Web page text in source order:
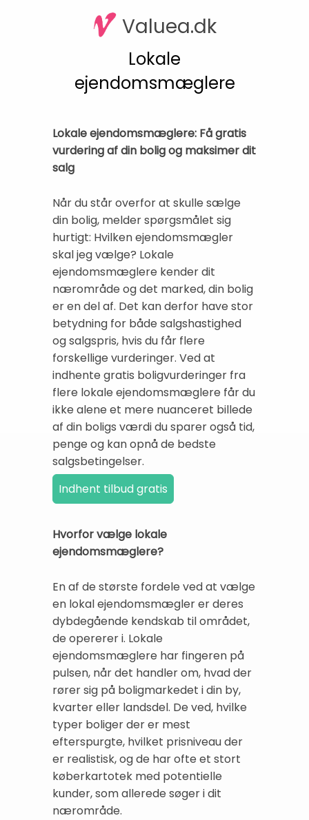
Valuea.dk
Lokale
ejendomsmæglere
Lokale ejendomsmæglere: Få gratis
vurdering af din bolig og maksimer dit
salg
Når du står overfor at skulle sælge
din bolig, melder spørgsmålet sig
hurtigt: Hvilken ejendomsmægler
skal jeg vælge? Lokale
ejendomsmæglere kender dit
nærområde og det marked, din bolig
er en del af. Det kan derfor have stor
betydning for både salgshastighed
og salgspris, hvis du får flere
forskellige vurderinger. Ved at
indhente gratis boligvurderinger fra
flere lokale ejendomsmæglere får du
ikke alene et mere nuanceret billede
af din boligs værdi du sparer også tid,
penge og kan opnå de bedste
salgsbetingelser.
Hvorfor vælge lokale
ejendomsmæglere?
En af de største fordele ved at vælge
en lokal ejendomsmægler er deres
dybdegående kendskab til området,
de opererer i. Lokale
ejendomsmæglere har fingeren på
pulsen, når det handler om, hvad der
rører sig på boligmarkedet i din by,
kvarter eller landsdel. De ved, hvilke
typer boliger der er mest
efterspurgte, hvilket prisniveau der
er realistisk, og de har ofte et stort
køberkartotek med potentielle
kunder, som allerede søger i dit
nærområde.